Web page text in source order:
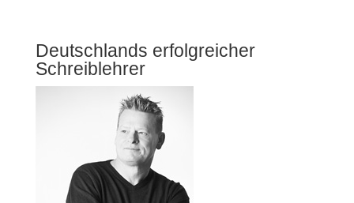
Deutschlands erfolgreicher
Schreiblehrer